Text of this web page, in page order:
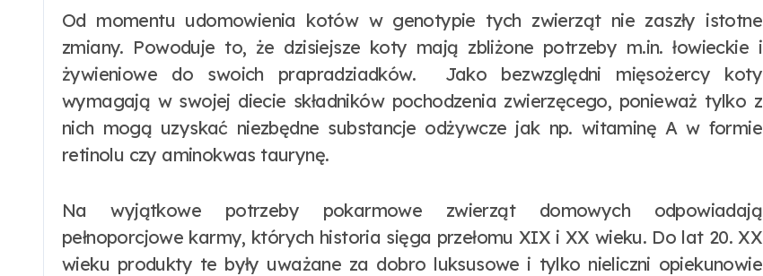
Od momentu udomowienia kotów w genotypie tych zwierząt nie zaszły istotne
zmiany. Powoduje to, że dzisiejsze koty mają zbliżone potrzeby m.in. łowieckie i
żywieniowe do swoich prapradziadków. Jako bezwzględni mięsożercy koty
wymagają w swojej diecie składników pochodzenia zwierzęcego, ponieważ tylko z
nich mogą uzyskać niezbędne substancje odżywcze jak np. witaminę A w formie
retinolu czy aminokwas taurynę.
Na wyjątkowe potrzeby pokarmowe zwierząt domowych odpowiadają
pełnoporcjowe karmy, których historia sięga przełomu XIX i XX wieku. Do lat 20. XX
wieku produkty te były uważane za dobro luksusowe i tylko nieliczni opiekunowie